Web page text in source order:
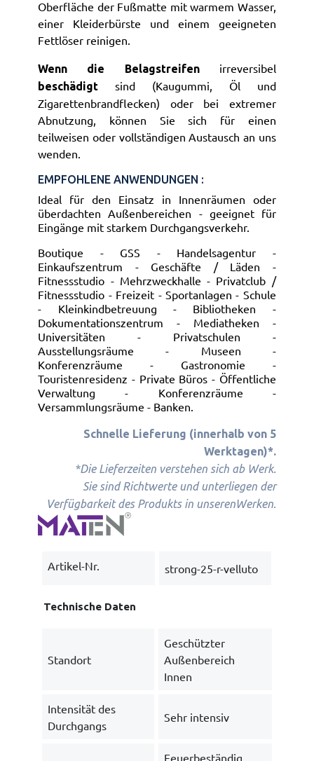
Oberfläche der Fußmatte mit warmem Wasser,
einer Kleiderbürste und einem geeigneten
Fettlöser reinigen.
Wenn die Belagstreifenirreversibel
beschädigt sind (Kaugummi, Öl und
Zigarettenbrandflecken) oder bei extremer
Abnutzung, können Sie sich für einen
teilweisen oder vollständigen Austausch an uns
wenden.
EMPFOHLENE ANWENDUNGEN :
Ideal für den Einsatz in Innenräumen oder
überdachten Außenbereichen - geeignet für
Eingänge mit starkem Durchgangsverkehr.
Boutique - GSS - Handelsagentur -
Einkaufszentrum - Geschäfte / Läden -
Fitnessstudio - Mehrzweckhalle - Privatclub /
Fitnessstudio - Freizeit - Sportanlagen - Schule
- Kleinkindbetreuung - Bibliotheken -
Dokumentationszentrum - Mediatheken -
Universitäten - Privatschulen -
Ausstellungsräume - Museen -
Konferenzräume - Gastronomie -
Touristenresidenz - Private Büros - Öffentliche
Verwaltung - Konferenzräume -
Versammlungsräume - Banken.
Schnelle Lieferung (innerhalb von 5
Werktagen)*.
*Die Lieferzeiten verstehen sich ab Werk.
Sie sind Richtwerte und unterliegen der
Verfügbarkeit des Produkts in unserenWerken.
Artikel-Nr. strong-25-r-velluto
Technische Daten
Standort
Geschützter
Außenbereich
Innen
Intensität des
Durchgangs
Sehr intensiv
Feuerbeständig